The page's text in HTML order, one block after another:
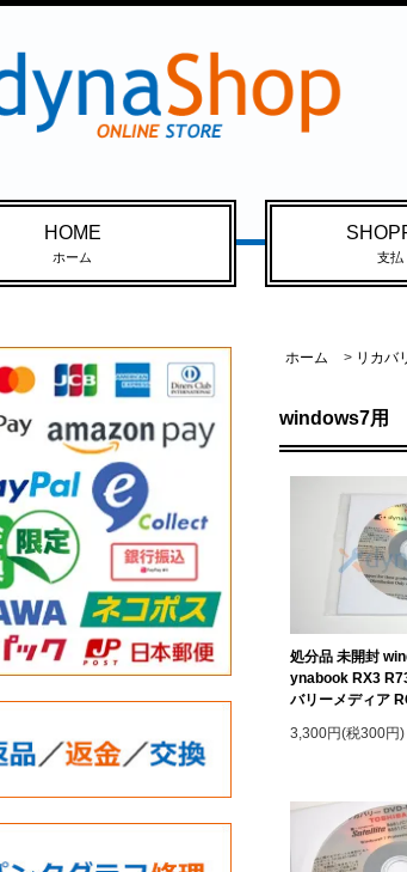
HOME
ホーム 支払
ホーム > リカバ
windows7用
処分品 未開封
ynabook RX3
バリーメディア
3,300円(税300円)